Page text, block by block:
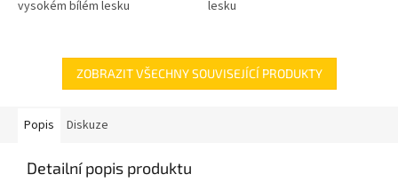
vysokém bílém lesku lesku
ZOBRAZIT VŠECHNY SOUVISEJÍCÍ PRODUKTY
Popis Diskuze
Detailní popis produktu